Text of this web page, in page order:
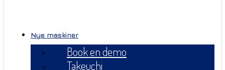
Nye maskiner
Book en demo
Takeuchi